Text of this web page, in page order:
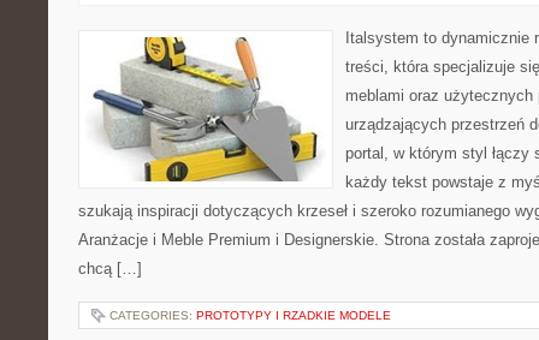
Italsystem to dynamicznie
treści, która specjalizuje
meblami oraz użytecznych
urządzających przestrzeń
portal, w którym styl łączy
każdy tekst powstaje z
szukają inspiracji dotyczących krzeseł i szeroko rozumianego
Aranżacje i Meble Premium i Designerskie. Strona została
chcą […]
CATEGORIES: PROTOTYPY I RZADKIE MODELE